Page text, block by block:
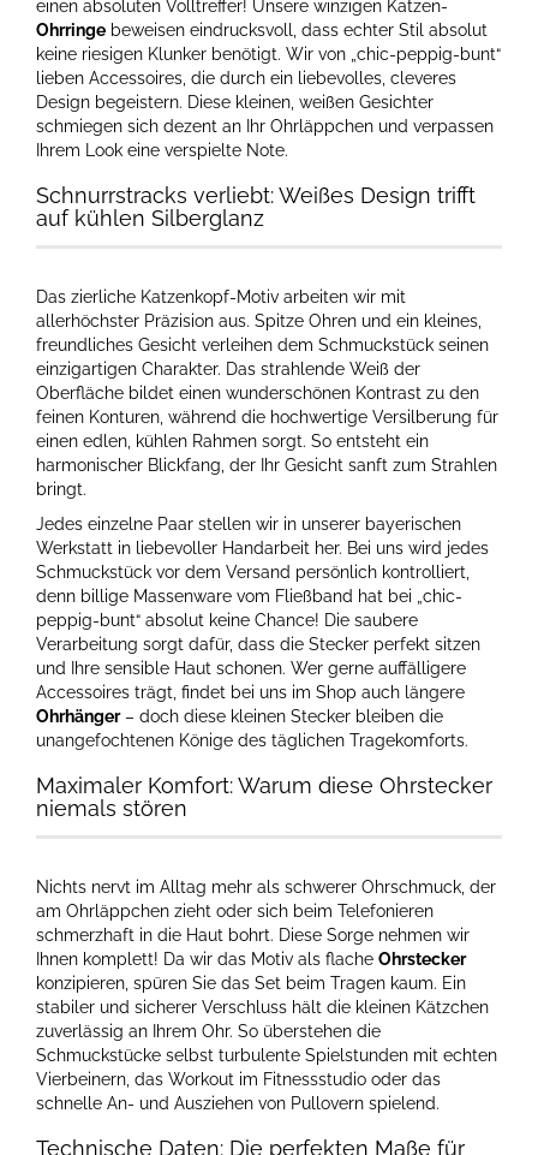
einen absoluten Volltreffer! Unsere winzigen Katzen-
Ohrringe beweisen eindrucksvoll, dass echter Stil absolut
keine riesigen Klunker benötigt. Wir von „chic-peppig-bunt“
lieben Accessoires, die durch ein liebevolles, cleveres
Design begeistern. Diese kleinen, weißen Gesichter
schmiegen sich dezent an Ihr Ohrläppchen und verpassen
Ihrem Look eine verspielte Note.
Schnurrstracks verliebt: Weißes Design trifft
auf kühlen Silberglanz
Das zierliche Katzenkopf-Motiv arbeiten wir mit
allerhöchster Präzision aus. Spitze Ohren und ein kleines,
freundliches Gesicht verleihen dem Schmuckstück seinen
einzigartigen Charakter. Das strahlende Weiß der
Oberfläche bildet einen wunderschönen Kontrast zu den
feinen Konturen, während die hochwertige Versilberung für
einen edlen, kühlen Rahmen sorgt. So entsteht ein
harmonischer Blickfang, der Ihr Gesicht sanft zum Strahlen
bringt.
Jedes einzelne Paar stellen wir in unserer bayerischen
Werkstatt in liebevoller Handarbeit her. Bei uns wird jedes
Schmuckstück vor dem Versand persönlich kontrolliert,
denn billige Massenware vom Fließband hat bei „chic-
peppig-bunt“ absolut keine Chance! Die saubere
Verarbeitung sorgt dafür, dass die Stecker perfekt sitzen
und Ihre sensible Haut schonen. Wer gerne auffälligere
Accessoires trägt, findet bei uns im Shop auch längere
Ohrhänger– doch diese kleinen Stecker bleiben die
unangefochtenen Könige des täglichen Tragekomforts.
Maximaler Komfort: Warum diese Ohrstecker
niemals stören
Nichts nervt im Alltag mehr als schwerer Ohrschmuck, der
am Ohrläppchen zieht oder sich beim Telefonieren
schmerzhaft in die Haut bohrt. Diese Sorge nehmen wir
Ihnen komplett! Da wir das Motiv als flache Ohrstecker
konzipieren, spüren Sie das Set beim Tragen kaum. Ein
stabiler und sicherer Verschluss hält die kleinen Kätzchen
zuverlässig an Ihrem Ohr. So überstehen die
Schmuckstücke selbst turbulente Spielstunden mit echten
Vierbeinern, das Workout im Fitnessstudio oder das
schnelle An- und Ausziehen von Pullovern spielend.
Technische Daten: Die perfekten Maße für